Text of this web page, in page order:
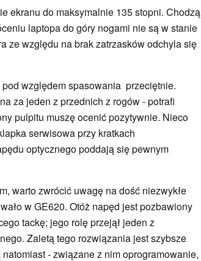
ekranu do maksymalnie 135 stopni. Chodzą
laptopa do góry nogami nie są w stanie
ze względu na brak zatrzasków odchyla się
względem spasowania przeciętnie.
za jeden z przednich z rogów - potrafi
pulpitu muszę ocenić pozytywnie. Nieco
serwisowa przy kratkach
optycznego poddają się pewnym
warto zwrócić uwagę na dość niezwykłe
w GE620. Otóż napęd jest pozbawiony
tackę; jego rolę przejął jeden z
Zaletą tego rozwiązania jest szybsze
- związane z nim oprogramowanie,